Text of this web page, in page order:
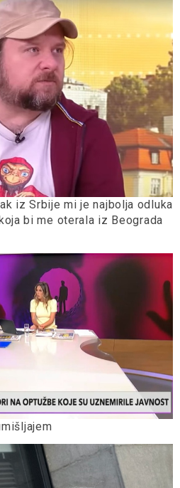
iz Srbije mi je najbolja odluka
bi me oterala iz Beograda